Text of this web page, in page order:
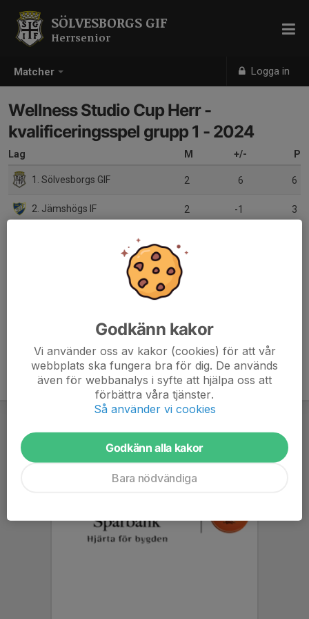
Matcher Logga in
SÖLVESBORGS GIF
Herrsenior
Wellness Studio Cup Herr -
kvalificeringsspel grupp 1 - 2024
Lag M +/- P
1. Sölvesborgs GIF 2 6 6
2. Jämshögs IF 2 -1 3
Godkänn kakor
Vi använder oss av kakor (cookies) för att vår
webbplats ska fungera bra för dig. De används
även för webbanalys i syfte att hjälpa oss att
förbättra våra tjänster.
Så använder vi cookies
Godkänn alla kakor
Bara nödvändiga